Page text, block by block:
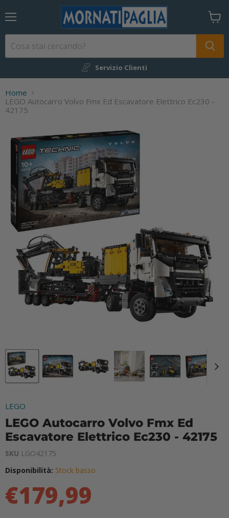
Servizio Clienti
il
Home
LEGO Autocarro Volvo Fmx Ed Escavatore Elettrico Ec230 -
42175
LEGO
LEGO Autocarro Volvo Fmx Ed
Escavatore Elettrico Ec230 - 42175
SKU LGO42175
Disponibilità: Stock basso
€179,99